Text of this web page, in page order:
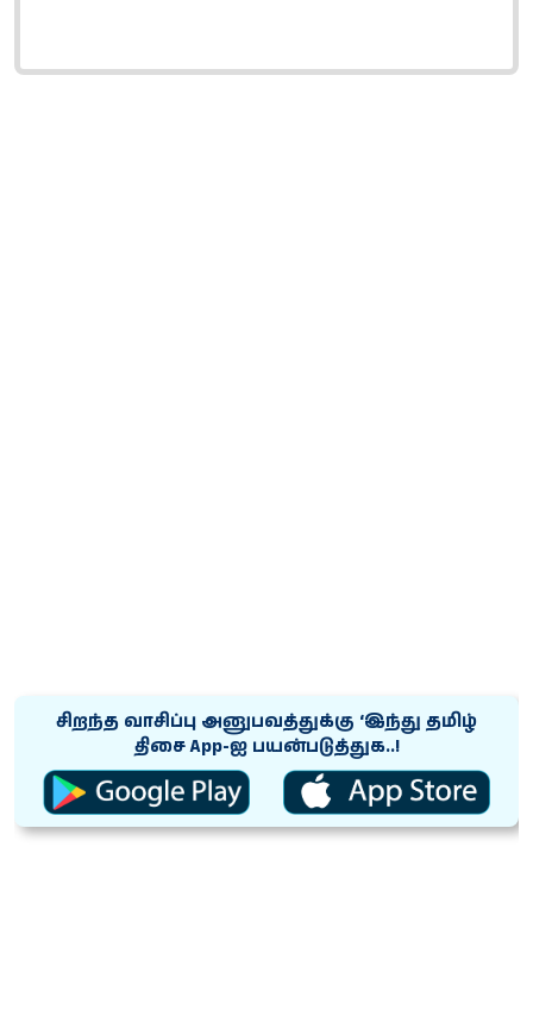
சிறந்த வாசிப்பு அனுபவத்துக்கு ‘இந்து தமிழ்
திசை App-ஐ பயன்படுத்துக..!